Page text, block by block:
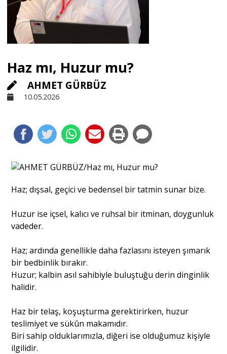
Kültür - Sanat
Ekonomi
Dünya
Söyleşi
Yazı Dizisi
Portre
Dosya Haber
Haz mı, Huzur mu?
AHMET GÜRBÜZ
10.05.2026
Haz; dışsal, geçici ve bedensel bir tatmin sunar bize.
Huzur ise içsel, kalıcı ve ruhsal bir itminan, doygunluk
vadeder.
Haz; ardında genellikle daha fazlasını isteyen şımarık
bir bedbinlik bırakır.
Huzur; kalbin asıl sahibiyle buluştuğu derin dinginlik
halidir.
Haz bir telaş, koşuşturma gerektirirken, huzur
teslimiyet ve sükûn makamıdır.
Biri sahip olduklarımızla, diğeri ise olduğumuz kişiyle
ilgilidir.